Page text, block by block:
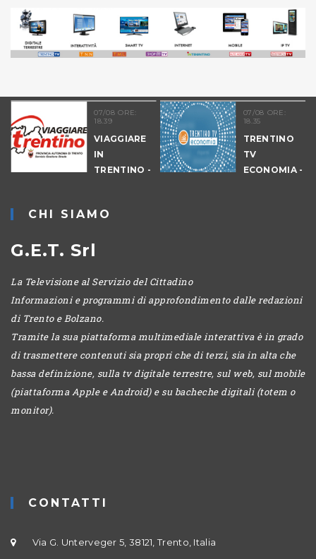
07/08 ORE:
18.39
VIAGGIARE
IN
TRENTINO -
07/08 ORE:
18.35
TRENTINO
TV
ECONOMIA -
CHI SIAMO
G.E.T. Srl
La Televisione al Servizio del Cittadino
Informazioni e programmi di approfondimento dalle redazioni
di Trento e Bolzano.
Tramite la sua piattaforma multimediale interattiva è in grado
di trasmettere contenuti sia propri che di terzi, sia in alta che
bassa definizione, sulla tv digitale terrestre, sul web, sul mobile
(piattaforma Apple e Android) e su bacheche digitali (totem o
monitor).
CONTATTI
Via G. Unterveger 5, 38121, Trento, Italia